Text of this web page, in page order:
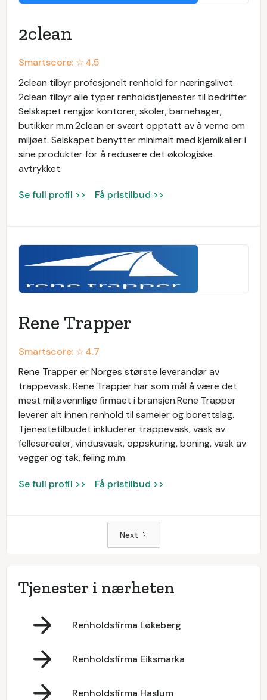
2clean
Smartscore: ☆4.5
2clean tilbyr profesjonelt renhold for næringslivet.
2clean tilbyr alle typer renholdstjenester til bedrifter.
Selskapet rengjør kontorer, skoler, barnehager,
butikker m.m.2clean er svært opptatt av å verne om
miljøet. Selskapet benytter minimalt med kjemikalier i
sine produkter for å redusere det økologiske
avtrykket.
Se full profil >> Få pristilbud >>
Rene Trapper
Smartscore: ☆4.7
Rene Trapper er Norges største leverandør av
trappevask. Rene Trapper har som mål å være det
mest miljøvennlige firmaet i bransjen.Rene Trapper
leverer alt innen renhold til sameier og borettslag.
Tjenestetilbudet inkluderer trappevask, vask av
fellesarealer, vindusvask, oppskuring, boning, vask av
vegger og tak, feiing m.m.
Se full profil >> Få pristilbud >>
Next
Tjenester i nærheten
Renholdsfirma Løkeberg
Renholdsfirma Eiksmarka
Renholdsfirma Haslum